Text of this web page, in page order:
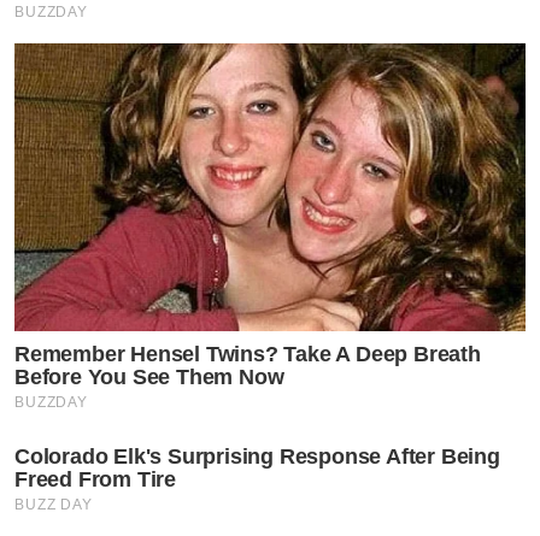
BUZZDAY
Remember Hensel Twins? Take A Deep Breath
Before You See Them Now
BUZZDAY
Colorado Elk's Surprising Response After Being
Freed From Tire
BUZZ DAY